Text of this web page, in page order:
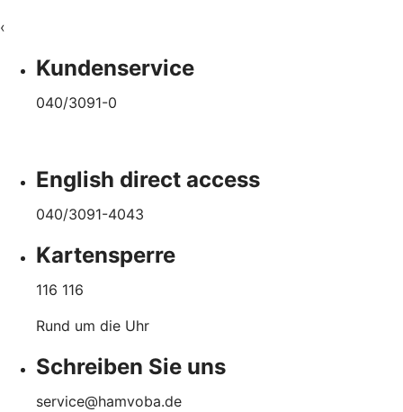
‹
Kundenservice
040/3091-0
English direct access
040/3091-4043
Kartensperre
116 116
Rund um die Uhr
Schreiben Sie uns
service@hamvoba.de